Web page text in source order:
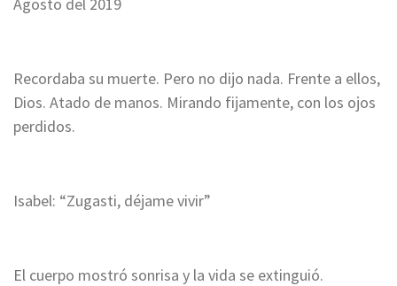
Recordaba su muerte. Pero no dijo nada. Frente a ellos,
Dios. Atado de manos. Mirando fijamente, con los ojos
perdidos.
Isabel: “Zugasti, déjame vivir”
El cuerpo mostró sonrisa y la vida se extinguió.